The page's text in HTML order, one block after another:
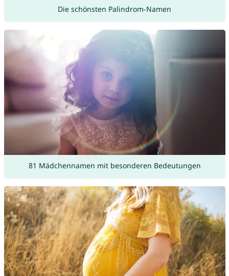
Die schönsten Palindrom-Namen
81 Mädchennamen mit besonderen Bedeutungen